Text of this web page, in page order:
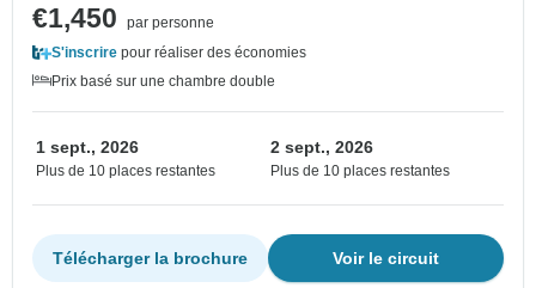
€1,450
par personne
S'inscrire pour réaliser des économies
Prix basé sur une chambre double
1 sept., 2026
Plus de 10 places restantes
2 sept., 2026
Plus de 10 places restantes
Voir le circuit
Télécharger la brochure